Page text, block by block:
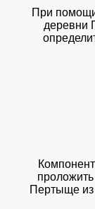
При
деревни
Пертыще из